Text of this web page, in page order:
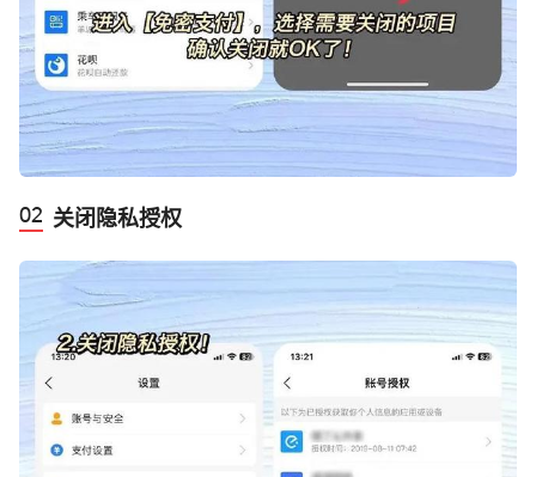
‬关闭隐私授权